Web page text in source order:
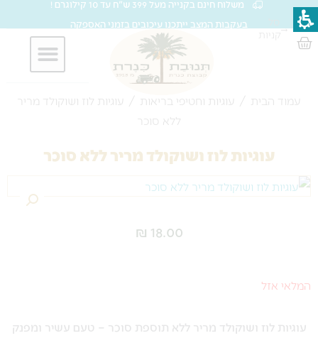
דילוג
לתוכן
משלוח חינם בקנייה מעל 399 ש"ח עד 10 קילוגרם !
בעקבות המצב ייתכנו עיכובים בזמני האספקה
עגלת
סל
→
קניות
עמוד הבית / עוגיות וחטיפי בריאות / עוגיות לוז ושוקולד מריר
ללא סוכר
עוגיות לוז ושוקולד מריר ללא סוכר
₪ 18.00
המלאי אזל
עוגיות לוז ושוקולד מריר ללא תוספת סוכר – טעם עשיר ומפנק